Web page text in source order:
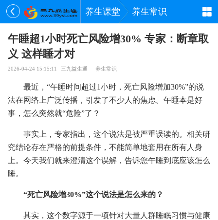
养生课堂 养生常识
午睡超1小时死亡风险增30% 专家：断章取
义 这样睡才对
2026-04-24 15:15:11 三九益生通 养生常识
最近，“午睡时间超过1小时，死亡风险增加30%”的说
法在网络上广泛传播，引发了不少人的焦虑。午睡本是好
事，怎么突然就“危险”了？
事实上，专家指出，这个说法是被严重误读的。相关研
究结论存在严格的前提条件，不能简单地套用在所有人身
上。今天我们就来澄清这个误解，告诉您午睡到底应该怎么
睡。
“死亡风险增30%”这个说法是怎么来的？
其实，这个数字源于一项针对大量人群睡眠习惯与健康